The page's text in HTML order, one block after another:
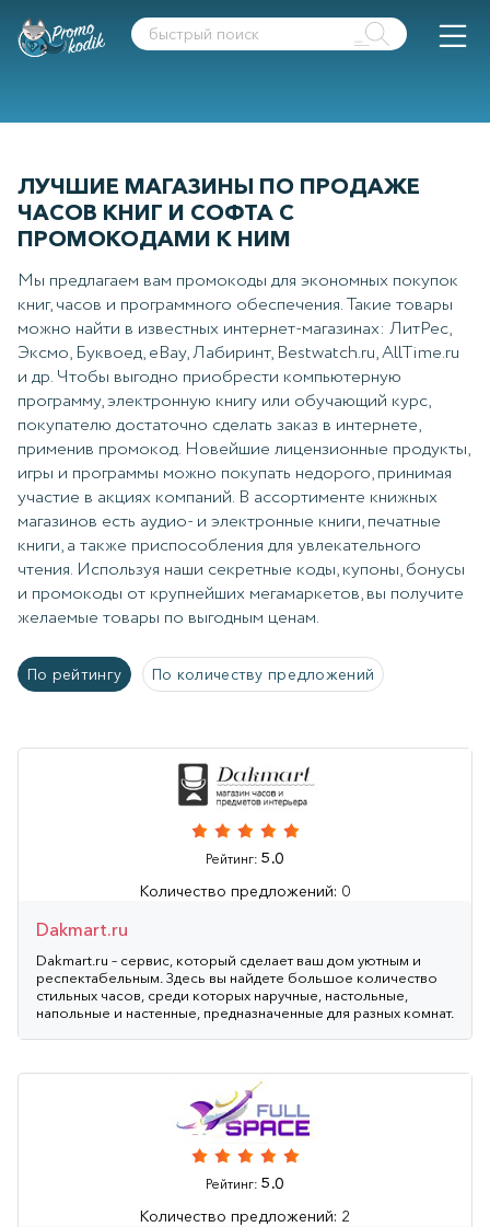
ЛУЧШИЕ МАГАЗИНЫ ПО ПРОДАЖЕ
ЧАСОВ КНИГ И СОФТА С
ПРОМОКОДАМИ К НИМ
Мы предлагаем вам промокоды для экономных покупок
книг, часов и программного обеспечения. Такие товары
можно найти в известных интернет-магазинах: ЛитРес,
Эксмо, Буквоед, eBay, Лабиринт, Bestwatch.ru, AllTime.ru
и др. Чтобы выгодно приобрести компьютерную
программу, электронную книгу или обучающий курс,
покупателю достаточно сделать заказ в интернете,
применив промокод. Новейшие лицензионные продукты,
игры и программы можно покупать недорого, принимая
участие в акциях компаний. В ассортименте книжных
магазинов есть аудио- и электронные книги, печатные
книги, а также приспособления для увлекательного
чтения. Используя наши секретные коды, купоны, бонусы
и промокоды от крупнейших мегамаркетов, вы получите
желаемые товары по выгодным ценам.
По рейтингу По количеству предложений
Рейтинг: 5.0
Количество предложений: 0
Dakmart.ru
Dakmart.ru – сервис, который сделает ваш дом уютным и
респектабельным. Здесь вы найдете большое количество
стильных часов, среди которых наручные, настольные,
напольные и настенные, предназначенные для разных комнат.
Рейтинг: 5.0
Количество предложений: 2